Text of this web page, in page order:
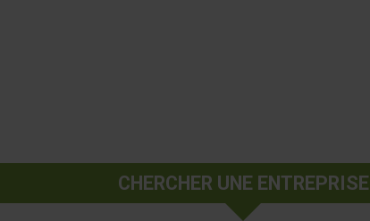
CHERCHER UNE ENTREPRISE